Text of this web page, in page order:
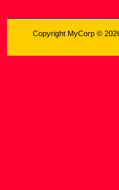
Copyright MyCorp ©